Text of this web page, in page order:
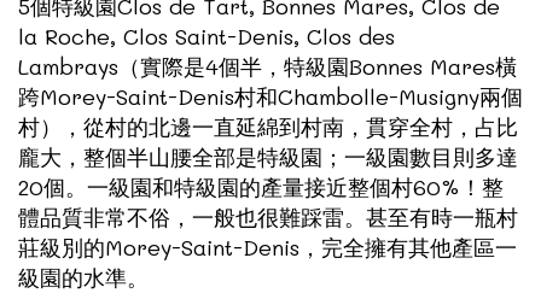
5個特級園Clos de Tart, Bonnes Mares, Clos de
la Roche, Clos Saint-Denis, Clos des
Lambrays（實際是4個半，特級園Bonnes Mares橫
跨Morey-Saint-Denis村和Chambolle-Musigny兩個
村），從村的北邊一直延綿到村南，貫穿全村，占比
龐大，整個半山腰全部是特級園；一級園數目則多達
20個。一級園和特級園的產量接近整個村60%！整
體品質非常不俗，一般也很難踩雷。甚至有時一瓶村
莊級別的Morey-Saint-Denis，完全擁有其他產區一
級園的水準。